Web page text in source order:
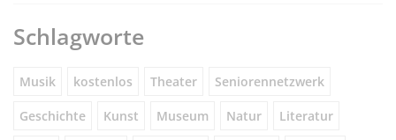
Schlagworte
Musik kostenlos Theater Seniorennetzwerk
Geschichte Kunst Museum Natur Literatur